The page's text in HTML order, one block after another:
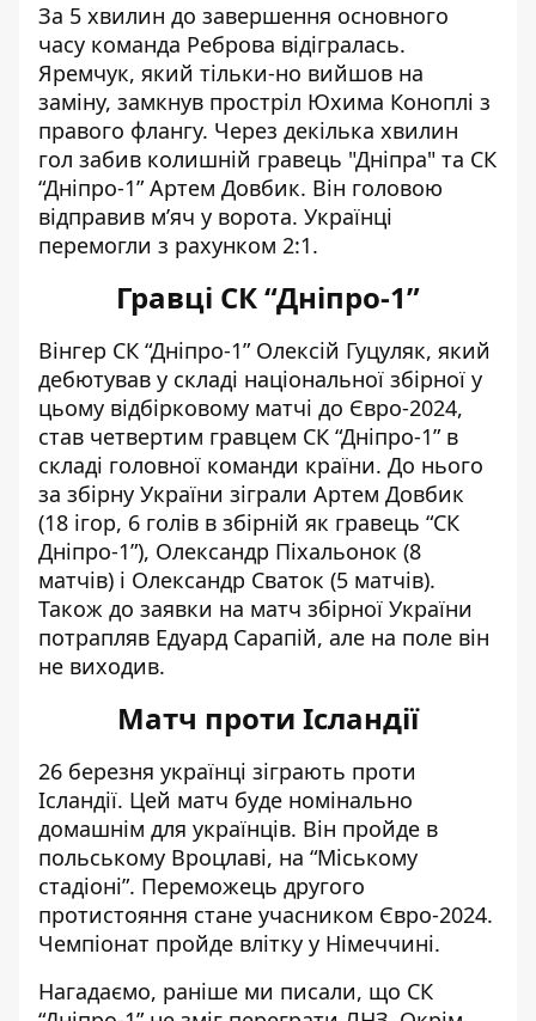
За 5 хвилин до завершення основного
часу команда Реброва відігралась.
Яремчук, який тільки-но вийшов на
заміну, замкнув простріл Юхима Коноплі з
правого флангу. Через декілька хвилин
гол забив колишній гравець "Дніпра" та СК
“Дніпро-1” Артем Довбик. Він головою
відправив м’яч у ворота. Українці
перемогли з рахунком 2:1.
Гравці СК “Дніпро-1”
Вінгер СК “Дніпро-1” Олексій Гуцуляк, який
дебютував у складі національної збірної у
цьому відбірковому матчі до Євро-2024,
став четвертим гравцем СК “Дніпро-1” в
складі головної команди країни. До нього
за збірну України зіграли Артем Довбик
(18 ігор, 6 голів в збірній як гравець “СК
Дніпро-1”), Олександр Піхальонок (8
матчів) і Олександр Сваток (5 матчів).
Також до заявки на матч збірної України
потрапляв Едуард Сарапій, але на поле він
не виходив.
Матч проти Ісландії
26 березня українці зіграють проти
Ісландії. Цей матч буде номінально
домашнім для українців. Він пройде в
польському Вроцлаві, на “Міському
стадіоні”. Переможець другого
протистояння стане учасником Євро-2024.
Чемпіонат пройде влітку у Німеччині.
Нагадаємо, раніше ми писали, що СК